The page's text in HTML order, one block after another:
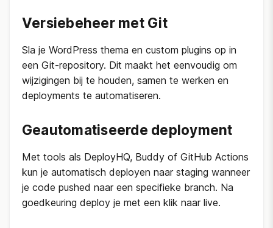
Versiebeheer met Git
Sla je WordPress thema en custom plugins op in
een Git-repository. Dit maakt het eenvoudig om
wijzigingen bij te houden, samen te werken en
deployments te automatiseren.
Geautomatiseerde deployment
Met tools als DeployHQ, Buddy of GitHub Actions
kun je automatisch deployen naar staging wanneer
je code pushed naar een specifieke branch. Na
goedkeuring deploy je met een klik naar live.